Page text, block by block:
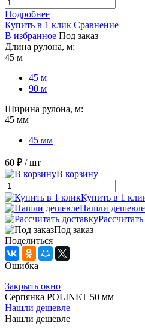
Подробнее
Купить в 1 клик Сравнение
В избранное Под заказ
Длина рулона, м:
45 м
45 м
90 м
Ширина рулона, м:
45 мм
45 мм
60 ₽ / шт
В корзину
Купить в 1
Нашли дешевле
Под заказ
Поделиться
Ошибка
Закрыть окно
Серпянка POLINET 50 мм
Нашли дешевле
Нашли дешевле